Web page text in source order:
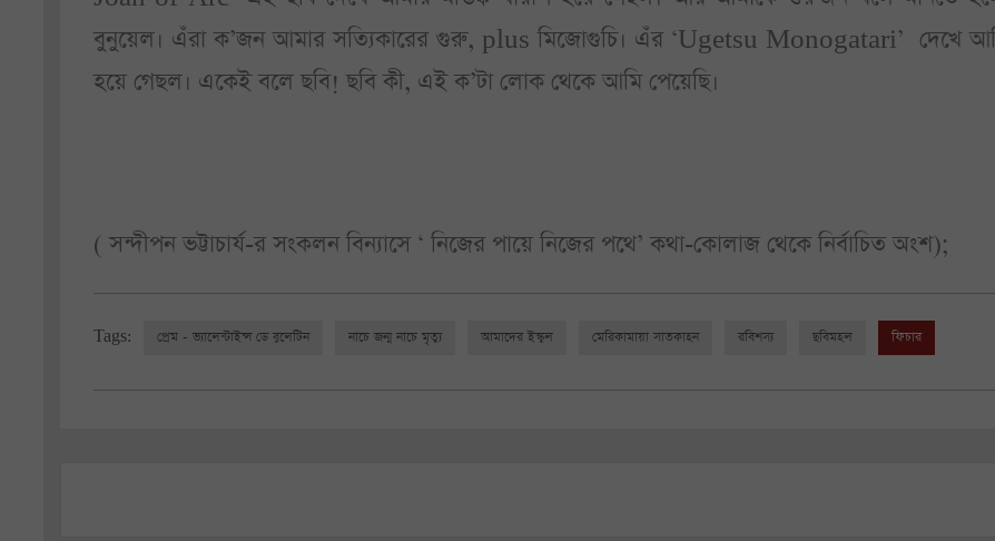
বুনুয়েল। এঁরা ক’জন আমার সত্যিকারের গুরু, plus মিজোগুচি। এঁর ‘Ugetsu Monogatari’ দেখে
হয়ে গেছল। একেই বলে ছবি! ছবি কী, এই ক’টা লোক থেকে আমি পেয়েছি।
( সন্দীপন ভট্টাচার্য-র সংকলন বিন্যাসে ‘ নিজের পায়ে নিজের পথে’ কথা-কোলাজ থেকে নির্বাচিত অংশ);
Tags: প্রেম - ভ্যালেন্টাইন্স ডে বুলেটিন নাচে জন্ম নাচে মৃত্যু আমাদের ইস্কুল মেরিকামায়া সাতকাহন রবিশস্য ছবিমহল ফিচার